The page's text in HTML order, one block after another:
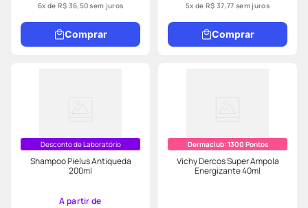
6x de R$ 36,50sem juros
Comprar
5x deR$ 37,77 sem juros
Comprar
Desconto de Laboratório
Shampoo Pielus Antiqueda
200ml
A partir de
Dermaclub:1300 Pontos
Vichy Dercos Super Ampola
Energizante 40ml